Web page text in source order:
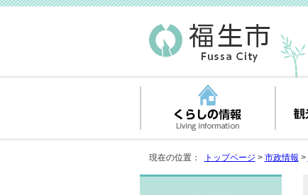
現在の位置： トップページ > 市政情報 >